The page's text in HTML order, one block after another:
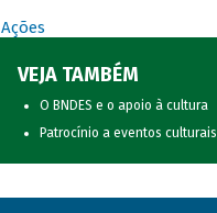
Ações
VEJA TAMBÉM
O BNDES e o apoio à cultura
Patrocínio a eventos culturais